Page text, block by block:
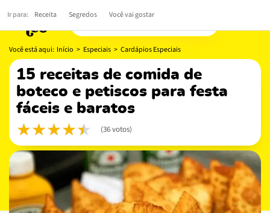
Você está aqui: Início > Especiais > Cardápios Especiais
15 receitas de comida de
boteco e petiscos para festa
fáceis e baratos
(36 votos)
Ir para: Receita Segredos Você vai gostar